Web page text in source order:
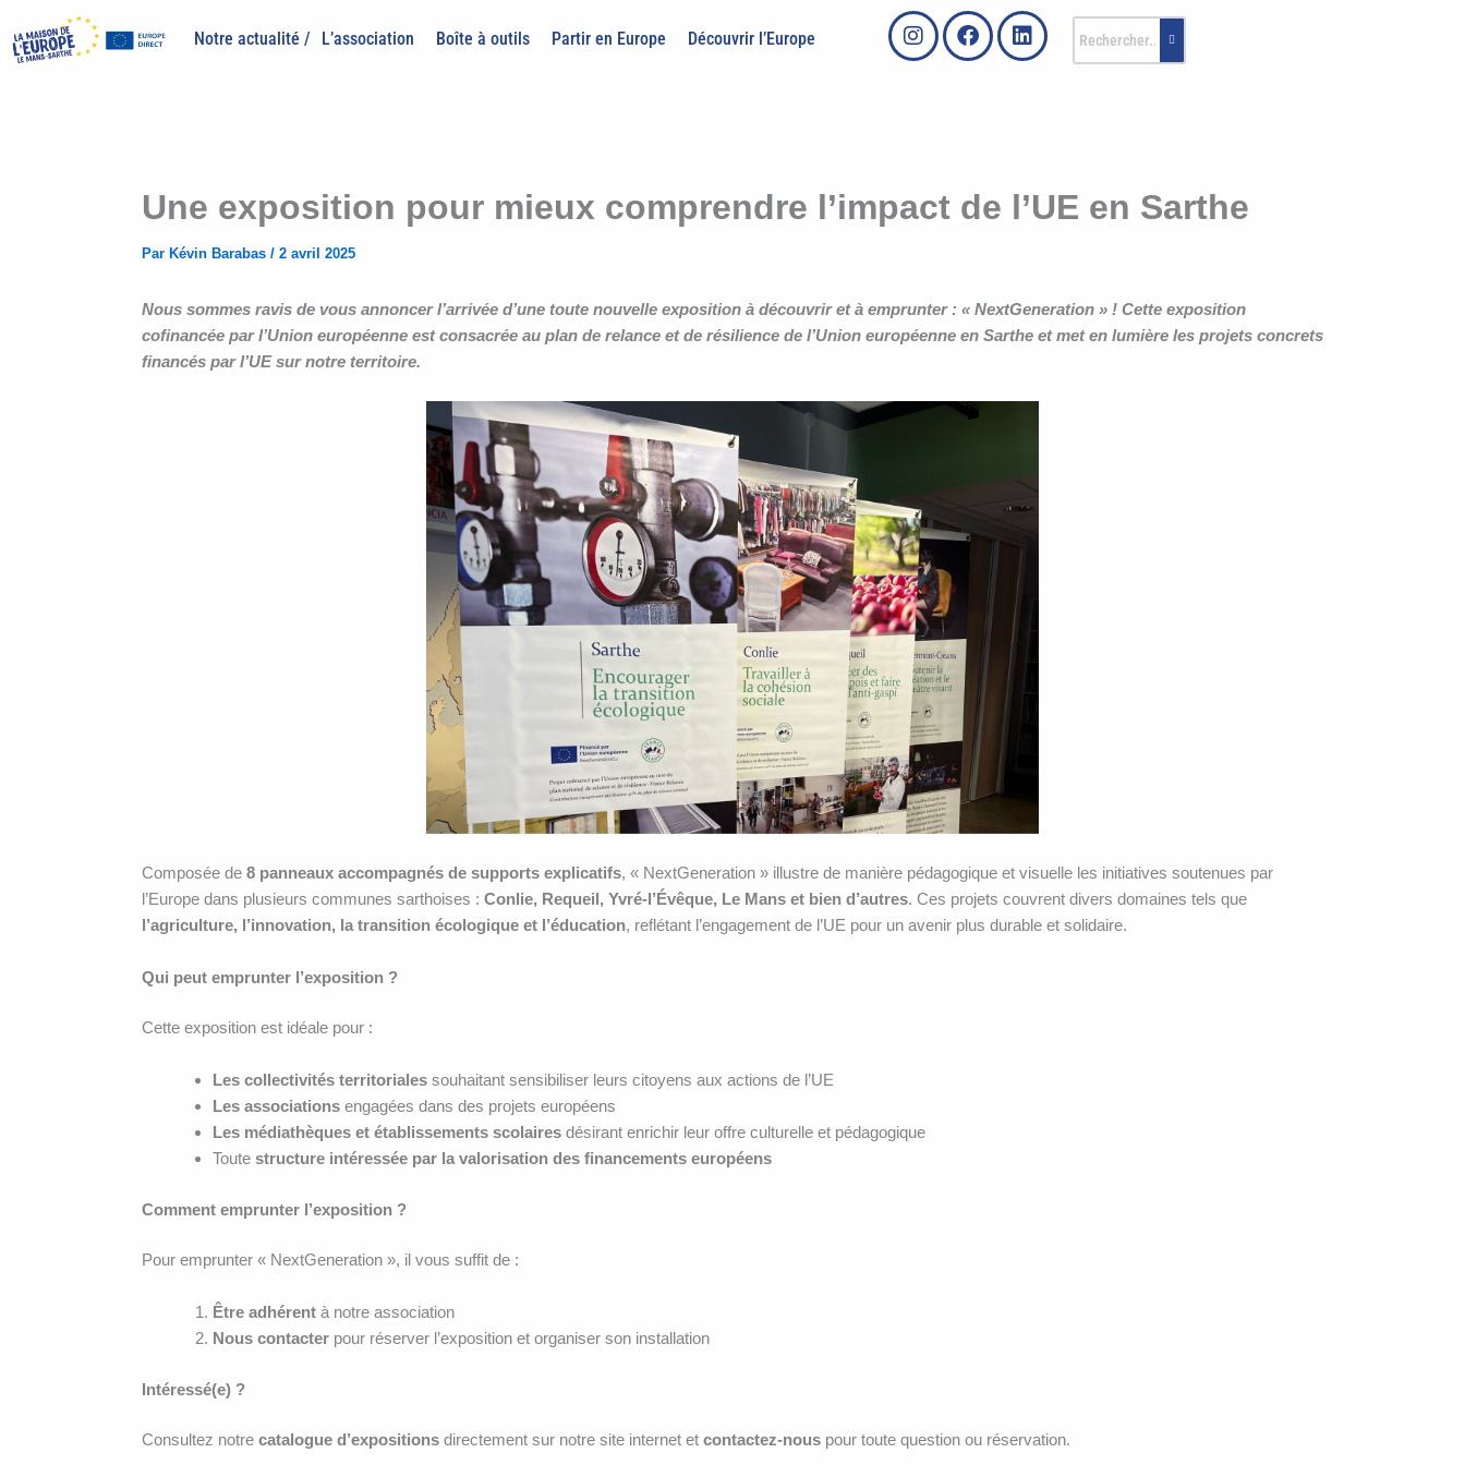
au
contenu
Notre actualité / L’association Boîte à outils Partir en Europe Découvrir l’Europe
Une exposition pour mieux comprendre l’impact de l’UE en Sarthe
Par Kévin Barabas / 2 avril 2025
Nous sommes ravis de vous annoncer l’arrivée d’une toute nouvelle exposition à découvrir et à emprunter : « NextGeneration » ! Cette exposition
cofinancée par l’Union européenne est consacrée au plan de relance et de résilience de l’Union européenne en Sarthe et met en lumière les projets concrets
financés par l’UE sur notre territoire.
Composée de 8 panneaux accompagnés de supports explicatifs, « NextGeneration » illustre de manière pédagogique et visuelle les initiatives soutenues par
l’Europe dans plusieurs communes sarthoises : Conlie, Requeil, Yvré-l’Évêque, Le Mans et bien d’autres. Ces projets couvrent divers domaines tels que
l’agriculture, l’innovation, la transition écologique et l’éducation, reflétant l’engagement de l’UE pour un avenir plus durable et solidaire.
Qui peut emprunter l’exposition ?
Cette exposition est idéale pour :
Les collectivités territorialessouhaitant sensibiliser leurs citoyens aux actions de l’UE
Les associationsengagées dans des projets européens
Les médiathèques et établissements scolairesdésirant enrichir leur offre culturelle et pédagogique
Toute structure intéressée par la valorisation des financements européens
Comment emprunter l’exposition ?
Pour emprunter « NextGeneration », il vous suffit de :
Être adhérentà notre association
Nous contacterpour réserver l’exposition et organiser son installation
Intéressé(e) ?
Consultez notre catalogue d’expositionsdirectement sur notre site internet et contactez-nouspour toute question ou réservation.